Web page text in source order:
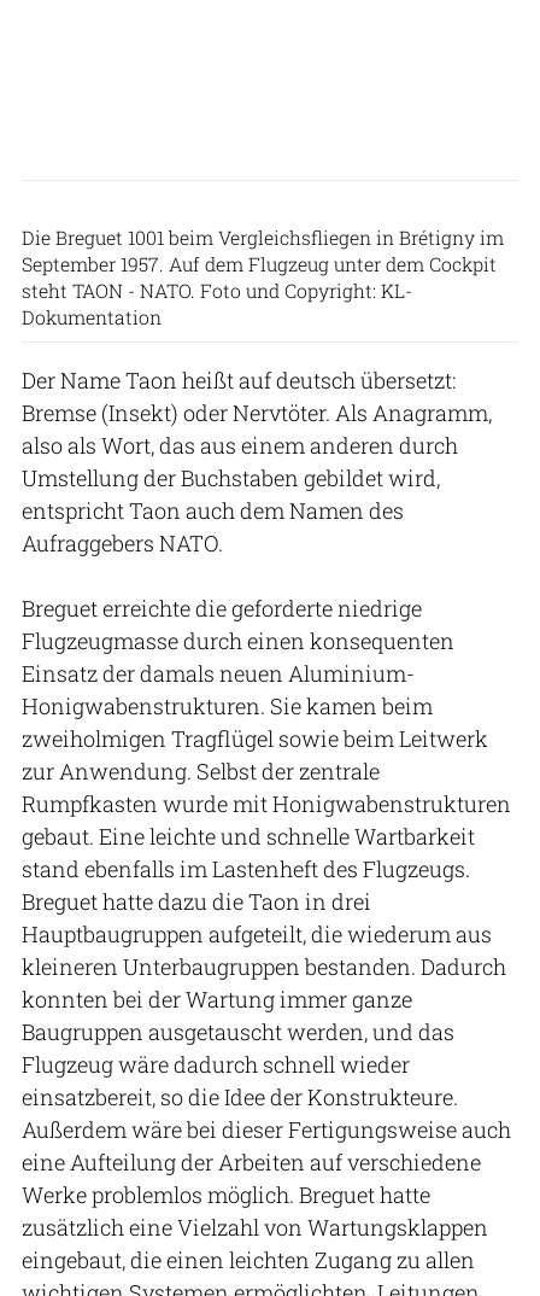
Die Breguet 1001 beim Vergleichsfliegen in Brétigny im
September 1957. Auf dem Flugzeug unter dem Cockpit
steht TAON - NATO. Foto und Copyright: KL-
Dokumentation
Der Name Taon heißt auf deutsch übersetzt:
Bremse (Insekt) oder Nervtöter. Als Anagramm,
also als Wort, das aus einem anderen durch
Umstellung der Buchstaben gebildet wird,
entspricht Taon auch dem Namen des
Aufraggebers NATO.
Breguet erreichte die geforderte niedrige
Flugzeugmasse durch einen konsequenten
Einsatz der damals neuen Aluminium-
Honigwabenstrukturen. Sie kamen beim
zweiholmigen Tragflügel sowie beim Leitwerk
zur Anwendung. Selbst der zentrale
Rumpfkasten wurde mit Honigwabenstrukturen
gebaut. Eine leichte und schnelle Wartbarkeit
stand ebenfalls im Lastenheft des Flugzeugs.
Breguet hatte dazu die Taon in drei
Hauptbaugruppen aufgeteilt, die wiederum aus
kleineren Unterbaugruppen bestanden. Dadurch
konnten bei der Wartung immer ganze
Baugruppen ausgetauscht werden, und das
Flugzeug wäre dadurch schnell wieder
einsatzbereit, so die Idee der Konstrukteure.
Außerdem wäre bei dieser Fertigungsweise auch
eine Aufteilung der Arbeiten auf verschiedene
Werke problemlos möglich. Breguet hatte
zusätzlich eine Vielzahl von Wartungsklappen
eingebaut, die einen leichten Zugang zu allen